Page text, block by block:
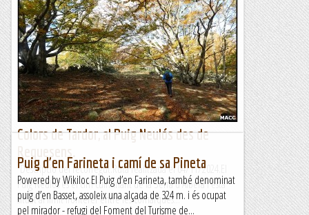
Colors de Tardor, al Puig Neulós des de
Descripció del recorregut.Ruta realitzada el 04/11/2024.El
Puig Neulós és el cim culminant de la Serra d'Albera i està
situat al límit fronterer entre les comarques...
Puig d'en Farineta i camí de sa Pineta
Powered by Wikiloc El Puig d’en Farineta, també denominat
puig d’en Basset, assoleix una alçada de 324 m. i és ocupat
pel mirador - refugi del Foment del Turisme de...